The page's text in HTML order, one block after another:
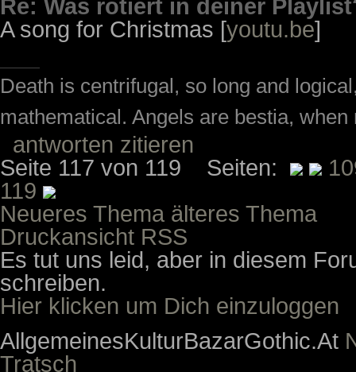
Re: Was rotiert in deiner
A song for Christmas [youtu.be]
Death is centrifugal, so long and
mathematical. Angels are bestia,
antworten zitieren
Seite 117 von 119 Seiten:
119
Neueres Thema älteres Thema
Druckansicht RSS
Es tut uns leid, aber in diesem
schreiben.
Hier klicken um Dich einzuloggen
AllgemeinesKulturBazarGothic.At
Tratsch